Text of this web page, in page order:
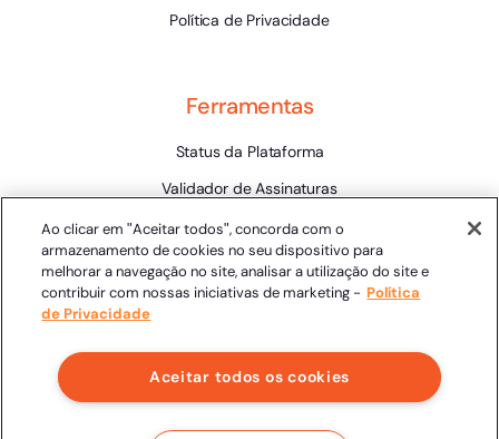
Política de Privacidade
Ferramentas
Status da Plataforma
Validador de Assinaturas
Trabalhe Conosco
LLM
Clicksign® - Todos os direitos reservados.
Ao clicar em "Aceitar todos", concorda com o
armazenamento de cookies no seu dispositivo para
melhorar a navegação no site, analisar a utilização do site e
contribuir com nossas iniciativas de marketing - Política
de Privacidade
Aceitar todos os cookies